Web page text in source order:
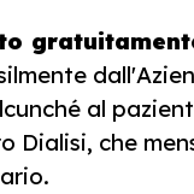
al
Dialisi, che